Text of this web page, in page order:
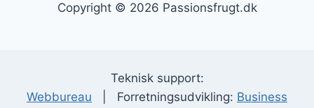
Copyright © 2026 Passionsfrugt.dk
Teknisk support:
Webbureau | Forretningsudvikling: Business